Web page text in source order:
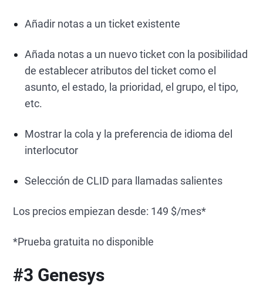
Añadir notas a un ticket existente
Añada notas a un nuevo ticket con la posibilidad
de establecer atributos del ticket como el
asunto, el estado, la prioridad, el grupo, el tipo,
etc.
Mostrar la cola y la preferencia de idioma del
interlocutor
Selección de CLID para llamadas salientes
Los precios empiezan desde: 149 $/mes*
*Prueba gratuita no disponible
#3 Genesys